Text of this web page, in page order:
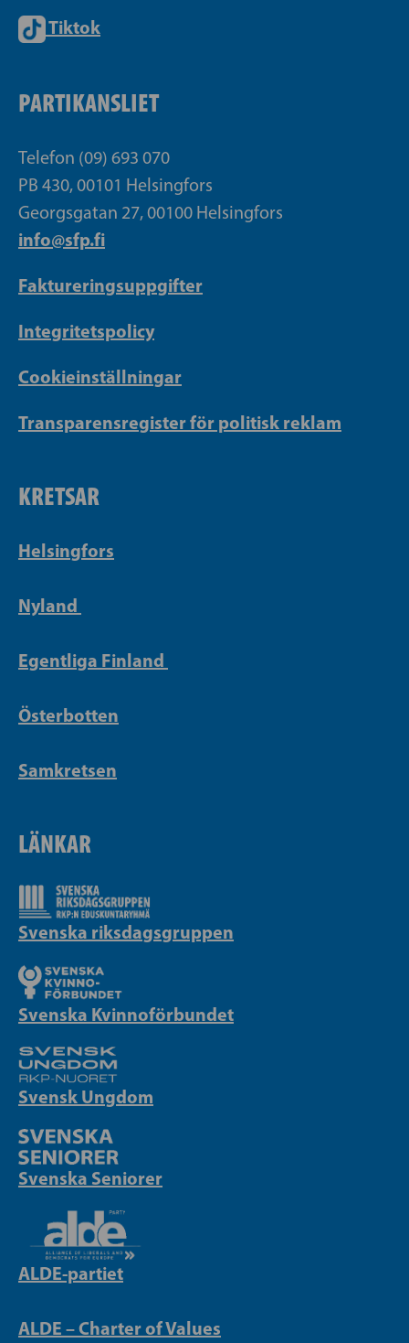
Tiktok
PARTIKANSLIET
Telefon (09) 693 070
PB 430, 00101 Helsingfors
Georgsgatan 27, 00100 Helsingfors
info@sfp.fi
Faktureringsuppgifter
Integritetspolicy
Cookieinställningar
Transparensregister för politisk reklam
KRETSAR
Helsingfors
Nyland
Egentliga Finland
Österbotten
Samkretsen
LÄNKAR
Svenska riksdagsgruppen
Svenska Kvinnoförbundet
Svensk Ungdom
Svenska Seniorer
ALDE-partiet
ALDE – Charter of Values